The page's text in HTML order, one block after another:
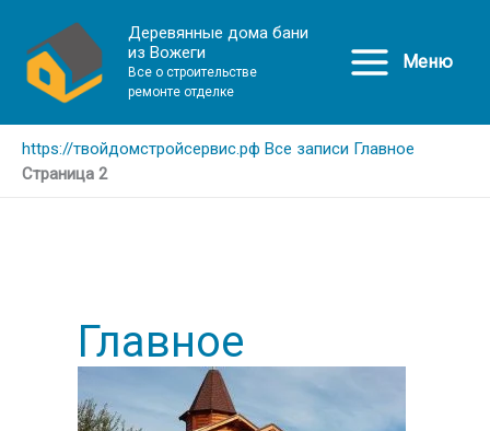
Деревянные дома бани
из Вожеги
Все о строительстве
ремонте отделке
Меню
https://твойдомстройсервис.рф Все записи Главное
Страница 2
Главное